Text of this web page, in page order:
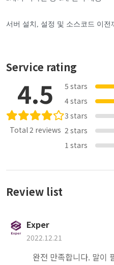
서버 설치, 설정 및 소스코드 이
Service rating
4.5
Total 2 reviews
5 stars
4 stars
3 stars
2 stars
1 stars
Review list
Exper
2022.12.21
완전 만족합니다. 말이